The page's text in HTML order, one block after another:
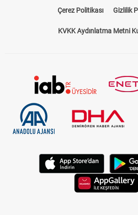
Çerez Politikası Gizlilik
KVKK Aydınlatma Metni